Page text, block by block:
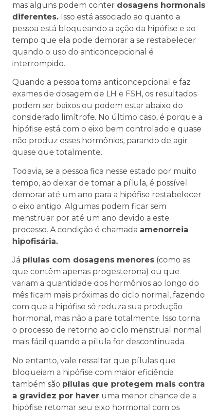
mas alguns podem conter dosagens hormonais
diferentes. Isso está associado ao quanto a
pessoa está bloqueando a ação da hipófise e ao
tempo que ela pode demorar a se restabelecer
quando o uso do anticoncepcional é
interrompido.
Quando a pessoa toma anticoncepcional e faz
exames de dosagem de LH e FSH, os resultados
podem ser baixos ou podem estar abaixo do
considerado limítrofe. No último caso, é porque a
hipófise está com o eixo bem controlado e quase
não produz esses hormônios, parando de agir
quase que totalmente.
Todavia, se a pessoa fica nesse estado por muito
tempo, ao deixar de tomar a pílula, é possível
demorar até um ano para a hipófise restabelecer
o eixo antigo. Algumas podem ficar sem
menstruar por até um ano devido a este
processo. A condição é chamada amenorreia
hipofisária.
Já pílulas com dosagens menores (como as
que contêm apenas progesterona) ou que
variam a quantidade dos hormônios ao longo do
mês ficam mais próximas do ciclo normal, fazendo
com que a hipófise só reduza sua produção
hormonal, mas não a pare totalmente. Isso torna
o processo de retorno ao ciclo menstrual normal
mais fácil quando a pílula for descontinuada.
No entanto, vale ressaltar que pílulas que
bloqueiam a hipófise com maior eficiência
também são pílulas que protegem mais contra
a gravidez por haver uma menor chance de a
hipófise retomar seu eixo hormonal com os